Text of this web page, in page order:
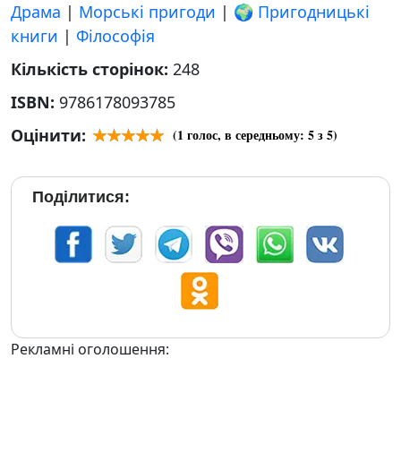
Драма | Морські пригоди | 🌍 Пригодницькі
книги | Філософія
Кількість сторінок: 248
ISBN: 9786178093785
Оцінити:
(1 голос, в середньому: 5з 5)
Поділитися:
Рекламні оголошення: